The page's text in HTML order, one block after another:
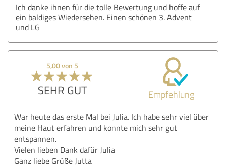
Ich danke ihnen für die tolle Bewertung und hoffe auf
ein baldiges Wiedersehen. Einen schönen 3. Advent
und LG
5,00 von 5
SEHR GUT Empfehlung
War heute das erste Mal bei Julia. Ich habe sehr viel über
meine Haut erfahren und konnte mich sehr gut
entspannen.
Vielen lieben Dank dafür Julia
Ganz liebe Grüße Jutta